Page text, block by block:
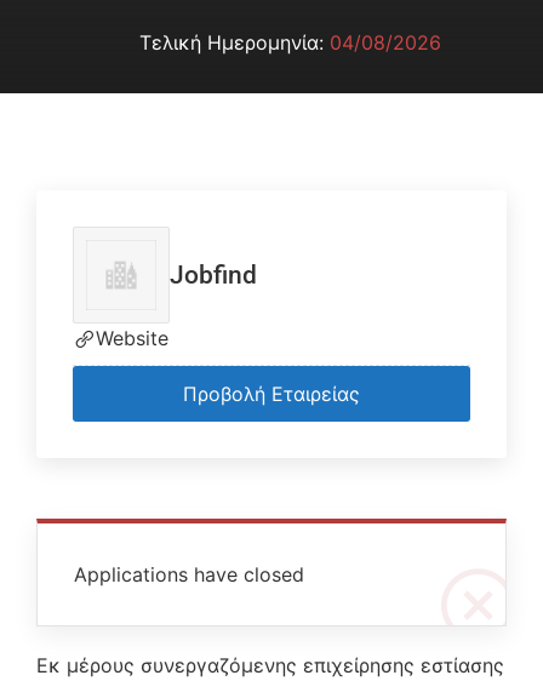
Τελική Ημερομηνία: 04/08/2026
Applications have closed
Εκ μέρους συνεργαζόμενης επιχείρησης εστίασης
Jobfind
Website
Προβολή Εταιρείας